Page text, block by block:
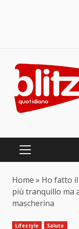
content
PRIMARY
Home » Ho fatto
più tranquillo ma
mascherina
Lifestyle Salute